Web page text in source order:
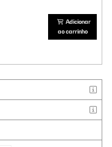
Adicionar
ao carrinho